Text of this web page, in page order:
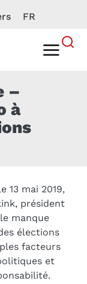
FR
–
à
13 mai 2019,
président
manque
élections
facteurs
et